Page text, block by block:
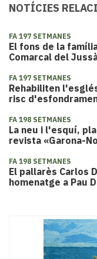
NOTÍCIES
FA 197 SETMANES
El fons de la
Comarcal del
FA 197 SETMANES
Rehabiliten
risc
FA 198 SETMANES
La neu i l'esquí,
revista «Garona-
FA 198 SETMANES
El pallarès Carlos
homenatge a Pau